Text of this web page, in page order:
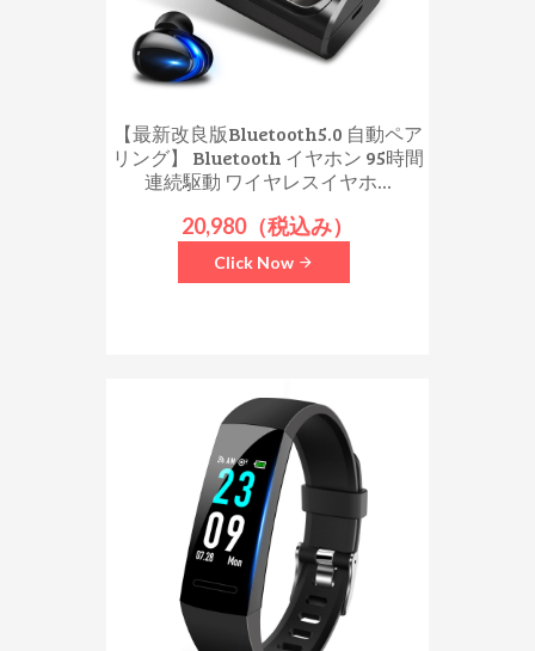
【最新改良版Bluetooth5.0 自動ペア
リング】 Bluetooth イヤホン 95時間
連続駆動 ワイヤレスイヤホ...
20,980（税込み）
Click Now